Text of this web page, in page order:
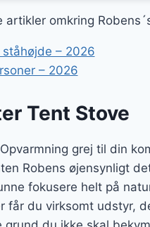
artikler omkring
– 2026
– 2026
Tent Stove
grej til din
Robens øjensynligt
fokusere helt på
får du virksomt udstyr,